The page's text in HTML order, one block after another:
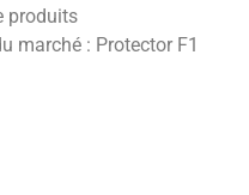
produits
marché : Protector F1